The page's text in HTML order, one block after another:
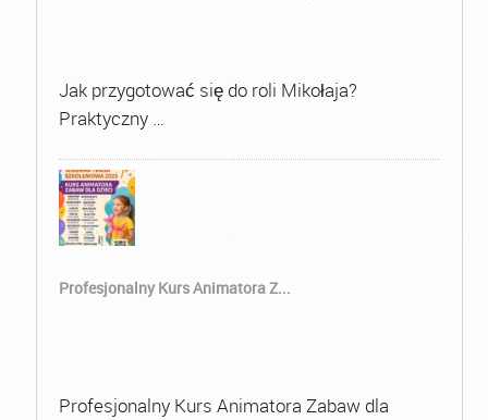
Jak przygotować się do roli Mikołaja?
Praktyczny …
Profesjonalny Kurs Animatora Z...
Profesjonalny Kurs Animatora Zabaw dla